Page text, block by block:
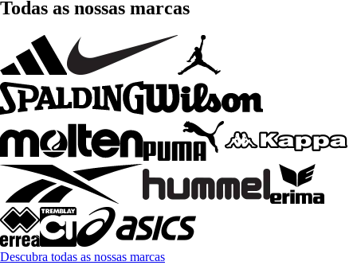
Todas as nossas marcas
Descubra todas as nossas marcas